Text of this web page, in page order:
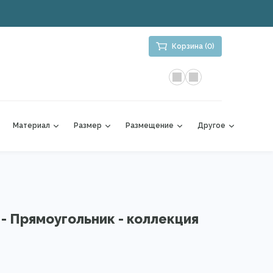
Корзина (0)
Материал Размер Размещение Другое
Прямоугольник - коллекция